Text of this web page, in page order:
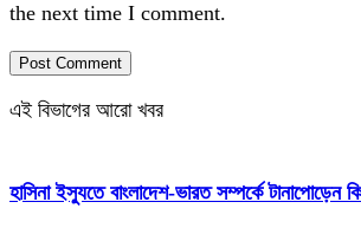
the next time I comment.
এই বিভাগের আরো খবর
হাসিনা ইস্যুতে বাংলাদেশ-ভারত সম্পর্কে টানাপোড়েন